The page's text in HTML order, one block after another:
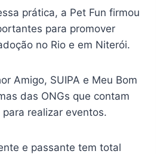
prática, a Pet Fun firmou
para promover
no Rio e em Niterói.
Amigo, SUIPA e Meu Bom
das ONGs que contam
realizar eventos.
e passante tem total